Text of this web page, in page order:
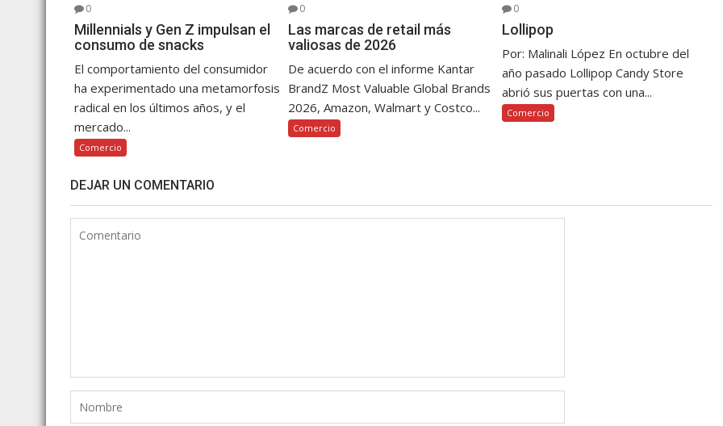
0
Millennials y Gen Z impulsan el
consumo de snacks
El comportamiento del consumidor
ha experimentado una metamorfosis
radical en los últimos años, y el
mercado...
Comercio
0
Las marcas de retail más
valiosas de 2026
De acuerdo con el informe Kantar
BrandZ Most Valuable Global Brands
2026, Amazon, Walmart y Costco...
Comercio
0
Lollipop
Por: Malinali López En octubre del
año pasado Lollipop Candy Store
abrió sus puertas con una...
Comercio
DEJAR UN COMENTARIO